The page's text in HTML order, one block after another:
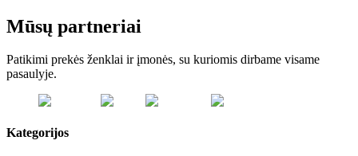
Mūsų partneriai
Patikimi prekės ženklai ir įmonės, su kuriomis dirbame visame
pasaulyje.
Kategorijos